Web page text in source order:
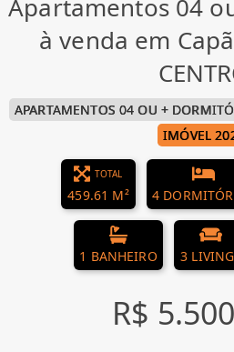
Apartamentos 04
à venda em
APARTAMENTOS 04 OU +
IMÓVEL
TOTAL
459.61 M² 4
1 BANHEIRO 3
R$